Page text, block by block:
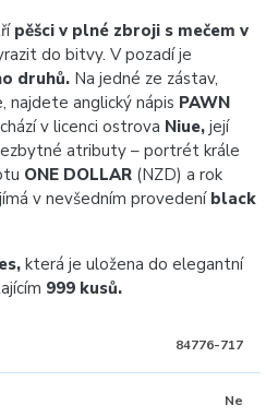
pěšci v plné zbroji s mečem v
do bitvy. V pozadí je
druhů. Na jedné ze zástav,
najdete anglický nápis PAWN
v licenci ostrova Niue, její
atributy – portrét krále
ONE DOLLAR (NZD) a rok
v nevšedním provedení black
která je uložena do elegantní
999 kusů.
84776-717
Ne